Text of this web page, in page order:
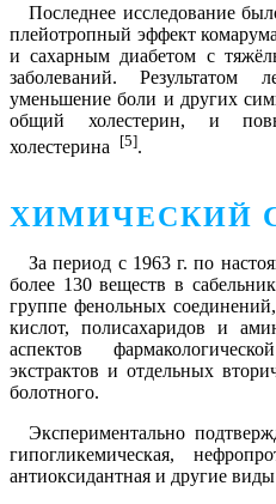
Последнее исследование
плейотропный эффект
и сахарным диабетом с
заболеваний. Результатом
уменьшение боли и других
общий холестерин, и
холестерина
[5].
ХИМИЧЕСКИЙ
За период с 1963 г. по
более 130 веществ в
группе фенольных
кислот, полисахаридов и
аспектов
экстрактов и отдельных
болотного.
Экспериментально
гипогликемическая,
антиоксидантная и другие